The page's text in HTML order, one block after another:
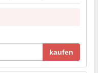
kaufen